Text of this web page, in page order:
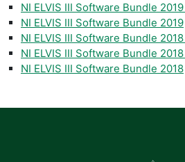
NI ELVIS III Software Bundle 2019
NI ELVIS III Software Bundle 2019
NI ELVIS III Software Bundle
NI ELVIS III Software Bundle 2018
NI ELVIS III Software Bundle 2018